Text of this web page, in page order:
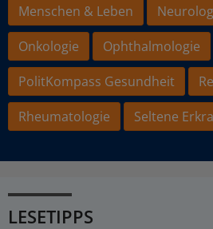
Menschen & Leben
Onkologie
Ophthalmologie
PolitKompass Gesundheit
Rheumatologie
Seltene
LESETIPPS